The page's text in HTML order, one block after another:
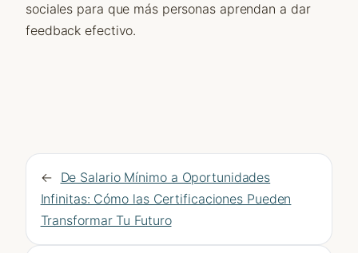
sociales para que más personas aprendan a dar
feedback efectivo.
← De Salario Mínimo a Oportunidades
Infinitas: Cómo las Certificaciones Pueden
Transformar Tu Futuro